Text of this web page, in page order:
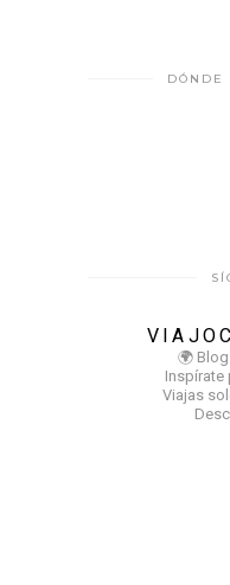
DÓNDE
🌍
Inspírate
Viajas